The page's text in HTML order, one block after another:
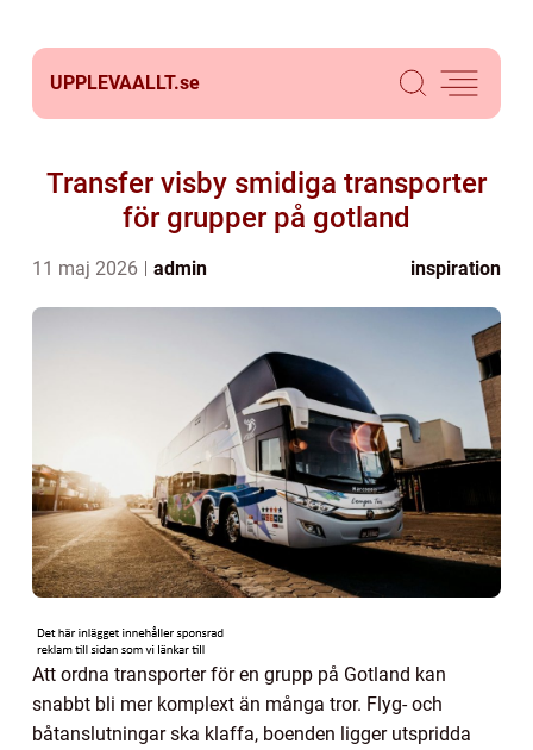
UPPLEVAALLT.se
Transfer visby smidiga transporter
för grupper på gotland
11 maj 2026 admin inspiration
Att ordna transporter för en grupp på Gotland kan
snabbt bli mer komplext än många tror. Flyg- och
båtanslutningar ska klaffa, boenden ligger utspridda